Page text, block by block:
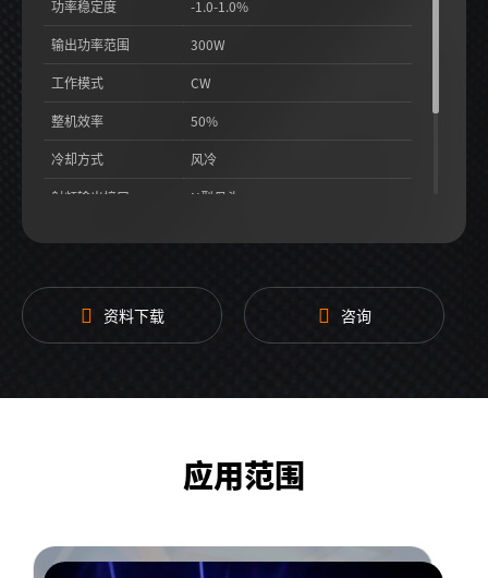
功率稳定度 -1.0-1.0%
输出功率范围 300W
工作模式 CW
整机效率 50%
冷却方式 风冷
射频输出接口 N型母头
资料下载 咨询
应用范围